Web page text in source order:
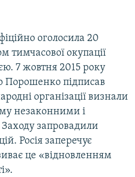
оголосила 20
тимчасової окупації
7 жовтня 2015 року
Порошенко підписав
організації визнали
незаконними і
Заходу запровадили
Росія заперечує
це «відновленням